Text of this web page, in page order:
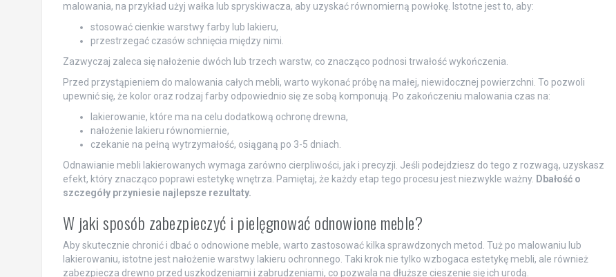
malowania, na przykład użyj wałka lub spryskiwacza, aby uzyskać równomierną powłokę. Istotne jest to, aby:
stosować cienkie warstwy farby lub lakieru,
przestrzegać czasów schnięcia między nimi.
Zazwyczaj zaleca się nałożenie dwóch lub trzech warstw, co znacząco podnosi trwałość wykończenia.
Przed przystąpieniem do malowania całych mebli, warto wykonać próbę na małej, niewidocznej powierzchni. To pozwoli
upewnić się, że kolor oraz rodzaj farby odpowiednio się ze sobą komponują. Po zakończeniu malowania czas na:
lakierowanie, które ma na celu dodatkową ochronę drewna,
nałożenie lakieru równomiernie,
czekanie na pełną wytrzymałość, osiąganą po 3-5 dniach.
Odnawianie mebli lakierowanych wymaga zarówno cierpliwości, jak i precyzji. Jeśli podejdziesz do tego z rozwagą, uzyskasz
efekt, który znacząco poprawi estetykę wnętrza. Pamiętaj, że każdy etap tego procesu jest niezwykle ważny. Dbałość o
szczegóły przyniesie najlepsze rezultaty.
W jaki sposób zabezpieczyć i pielęgnować odnowione meble?
Aby skutecznie chronić i dbać o odnowione meble, warto zastosować kilka sprawdzonych metod. Tuż po malowaniu lub
lakierowaniu, istotne jest nałożenie warstwy lakieru ochronnego. Taki krok nie tylko wzbogaca estetykę mebli, ale również
zabezpiecza drewno przed uszkodzeniami i zabrudzeniami, co pozwala na dłuższe cieszenie się ich urodą.